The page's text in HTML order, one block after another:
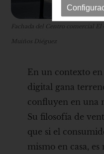
Fachada del Centro comercial
Muiños Diéguez
En un contexto
digital gana
confluyen en una
Su filosofía de
que si el
mismo en casa,